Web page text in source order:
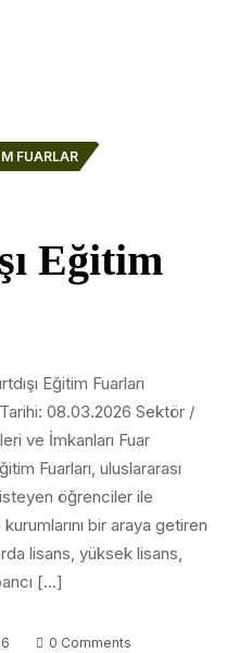
FUARLAR
Eğitim
Eğitim Fuarları
08.03.2026 Sektör /
ve İmkanları Fuar
Fuarları, uluslararası
öğrenciler ile
bir araya getiren
lisans, yüksek lisans,
[…]
0 Comments